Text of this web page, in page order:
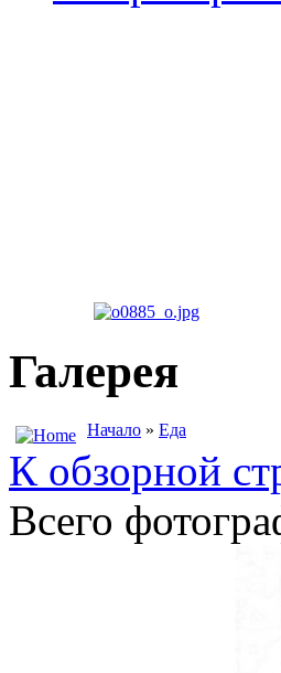
Галерея
Начало » Еда
К обзорной
Всего